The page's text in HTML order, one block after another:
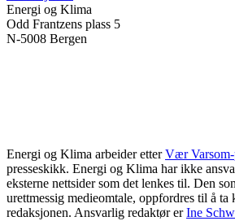
Energi og Klima
Odd Frantzens plass 5
N-5008 Bergen
Energi og Klima arbeider etter Vær Varsom-
presseskikk. Energi og Klima har ikke
eksterne nettsider som det lenkes til. Den
urettmessig medieomtale, oppfordres til å ta
redaksjonen. Ansvarlig redaktør er Ine